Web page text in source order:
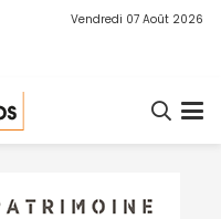
Vendredi 07 Août 2026